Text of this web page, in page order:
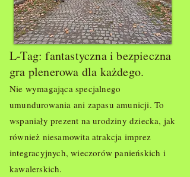
L-Tag: fantastyczna i bezpieczna
gra plenerowa dla każdego.
Nie wymagająca specjalnego
umundurowania ani zapasu amunicji. To
wspaniały prezent na urodziny dziecka, jak
również niesamowita atrakcja imprez
integracyjnych, wieczorów panieńskich i
kawalerskich.